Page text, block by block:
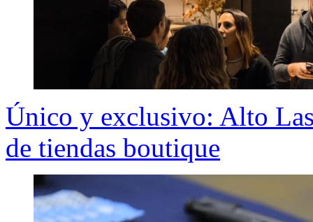
Único y exclusivo: Alto
de tiendas boutique